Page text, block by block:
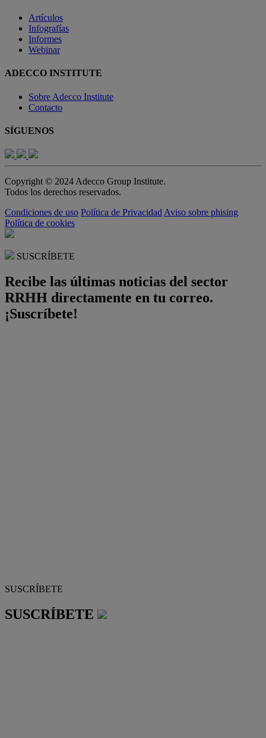
Artículos
Infografías
Informes
Webinar
ADECCO INSTITUTE
Sobre Adecco Institute
Contacto
SÍGUENOS
Copyright © 2024 Adecco Group Institute.
Todos los derechos reservados.
Condiciones de uso Política de Privacidad Aviso sobre phising
Política de cookies
SUSCRÍBETE
Recibe las últimas noticias del sector
RRHH directamente en tu correo.
¡Suscríbete!
SUSCRÍBETE
SUSCRÍBETE